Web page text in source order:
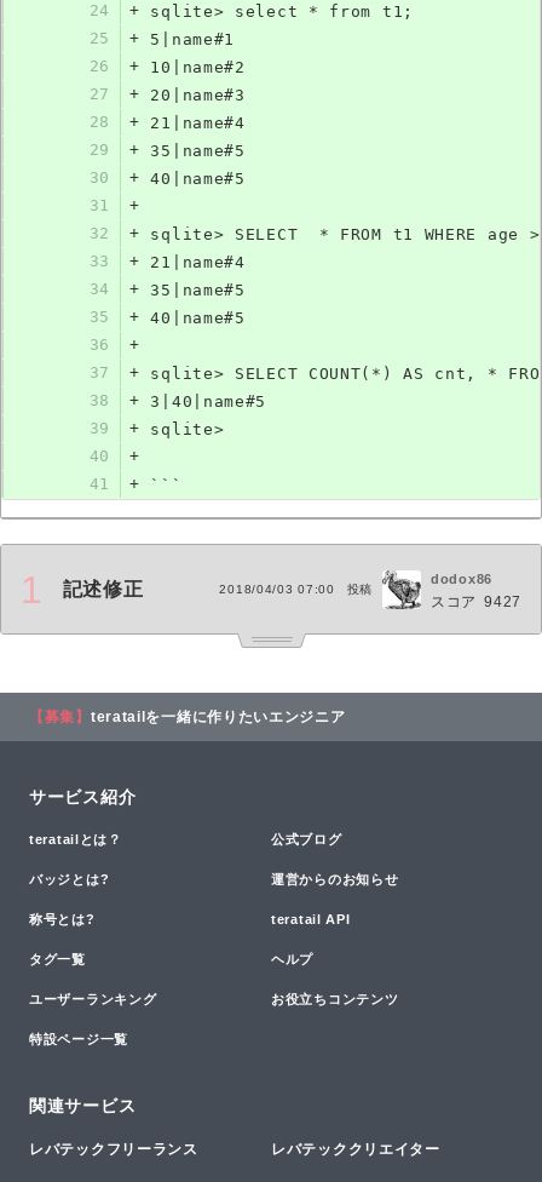
24
+
sqlite> select * from t1;
25
+
5|name#1
26
+
10|name#2
27
+
20|name#3
28
+
21|name#4
29
+
35|name#5
30
+
40|name#5
31
+
32
+
sqlite> SELECT  * FROM t1 WHERE age
33
+
21|name#4
34
+
35|name#5
35
+
40|name#5
36
+
37
+
sqlite> SELECT COUNT(*) AS cnt, *
38
+
3|40|name#5
39
+
sqlite>
40
+
41
+ ```
1 記述修正 2018/04/03 07:00 投稿
dodox86
スコア 9427
【募集】 teratailを一緒に作りたいエンジニア
サービス紹介
teratailとは？ 公式ブログ
バッジとは? 運営からのお知らせ
称号とは? teratail API
タグ一覧 ヘルプ
ユーザーランキング お役立ちコンテンツ
特設ページ一覧
関連サービス
レバテックフリーランス レバテッククリエイター